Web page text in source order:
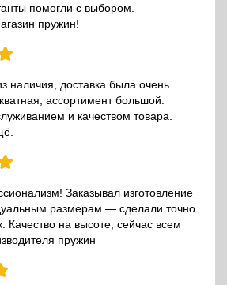
помогли с выбором.
пружин!
наличия, доставка была очень
ассортимент большой.
и качеством товара.
Заказывал изготовление
размерам — сделали точно
Качество на высоте, сейчас всем
пружин